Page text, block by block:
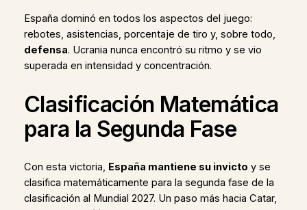
España dominó en todos los aspectos del juego:
rebotes, asistencias, porcentaje de tiro y, sobre todo,
defensa. Ucrania nunca encontró su ritmo y se vio
superada en intensidad y concentración.
Clasificación Matemática
para la Segunda Fase
Con esta victoria, España mantiene su invicto y se
clasifica matemáticamente para la segunda fase de la
clasificación al Mundial 2027. Un paso más hacia Catar,